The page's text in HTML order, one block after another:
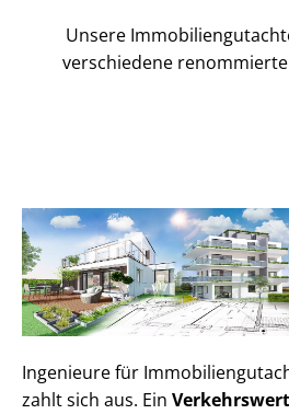
Unsere
verschiedene
Ingenieure für
zahlt sich aus. Ein